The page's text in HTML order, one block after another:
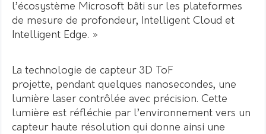
l’écosystème Microsoft bâti sur les plateformes
de mesure de profondeur, Intelligent Cloud et
Intelligent Edge. »
La technologie de capteur 3D ToF
projette, pendant quelques nanosecondes, une
lumière laser contrôlée avec précision. Cette
lumière est réfléchie par l’environnement vers un
capteur haute résolution qui donne ainsi une